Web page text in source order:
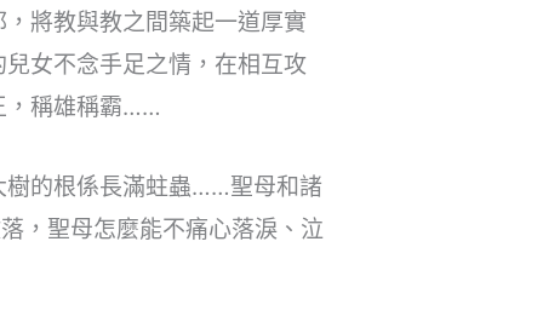
將教與教之間築起一道厚實
女不念手足之情，在相互攻
，稱雄稱霸……
樹的根係長滿蛀蟲……聖母和諸
，聖母怎麼能不痛心落淚、泣